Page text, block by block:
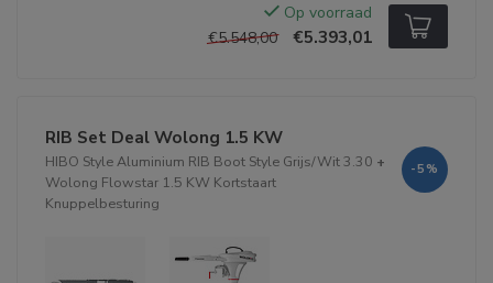
Op voorraad
€5.548,00
€5.393,01
RIB Set Deal Wolong 1.5 KW
HIBO Style Aluminium RIB Boot Style Grijs/Wit 3.30 +
Wolong Flowstar 1.5 KW Kortstaart
Knuppelbesturing
-5%